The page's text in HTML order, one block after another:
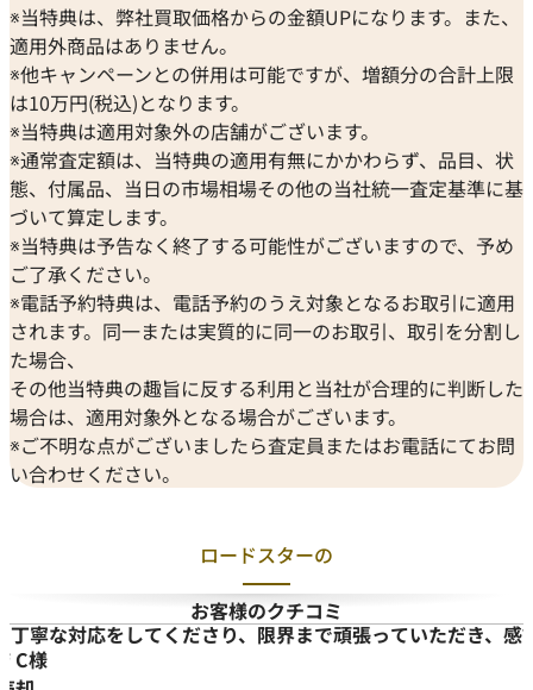
※当特典は、弊社買取価格からの金額UPになります。また、
適用外商品はありません。
※他キャンペーンとの併用は可能ですが、増額分の合計上限
は10万円(税込)となります。
※当特典は適用対象外の店舗がございます。
※通常査定額は、当特典の適用有無にかかわらず、品目、状
態、付属品、当日の市場相場その他の当社統一査定基準に基
づいて算定します。
※当特典は予告なく終了する可能性がございますので、予め
ご了承ください。
※電話予約特典は、電話予約のうえ対象となるお取引に適用
されます。同一または実質的に同一のお取引、取引を分割し
た場合、
その他当特典の趣旨に反する利用と当社が合理的に判断した
場合は、適用対象外となる場合がございます。
※ご不明な点がございましたら査定員またはお電話にてお問
い合わせください。
ロードスターの
お客様のクチコミ
謝します予想外の高価買取で、大満足です 他